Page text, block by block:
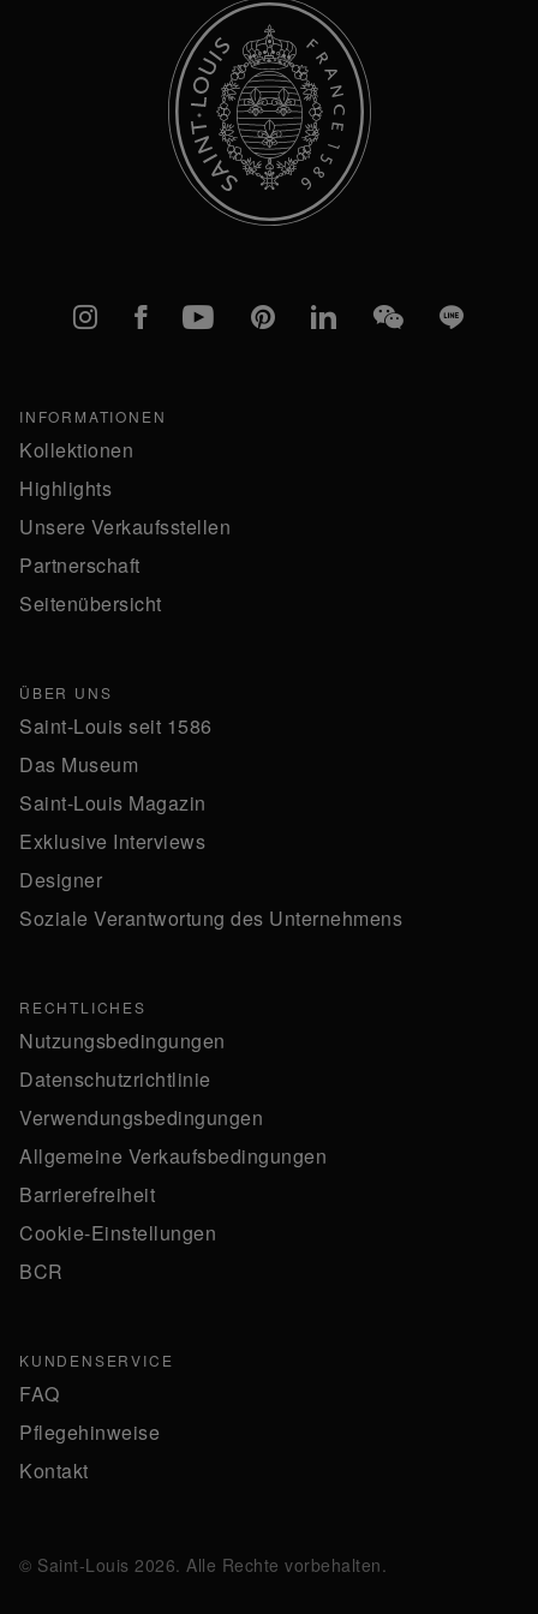
Instagram
FacebookYouTubePinterestlinkedInWeChatLine
INFORMATIONEN
Kollektionen
Highlights
Unsere Verkaufsstellen
Partnerschaft
Seitenübersicht
ÜBER UNS
Saint-Louis seit 1586
Das Museum
Saint-Louis Magazin
Exklusive Interviews
Designer
Soziale Verantwortung des Unternehmens
RECHTLICHES
Nutzungsbedingungen
Datenschutzrichtlinie
Verwendungsbedingungen
Allgemeine Verkaufsbedingungen
Barrierefreiheit
Cookie-Einstellungen
BCR
KUNDENSERVICE
FAQ
Pflegehinweise
Kontakt
© Saint-Louis 2026. Alle Rechte vorbehalten.